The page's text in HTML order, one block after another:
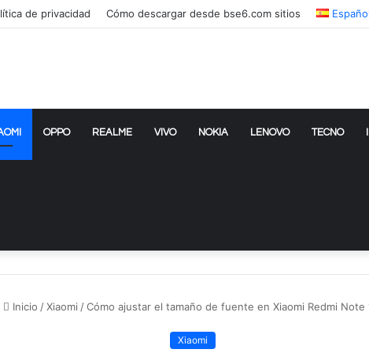
de privacidad Cómo descargar desde bse6.com sitios Español
OPPO REALME VIVO NOKIA LENOVO TECNO
Inicio / Xiaomi / Cómo ajustar el tamaño de fuente en Xiaomi Redmi Note
Xiaomi